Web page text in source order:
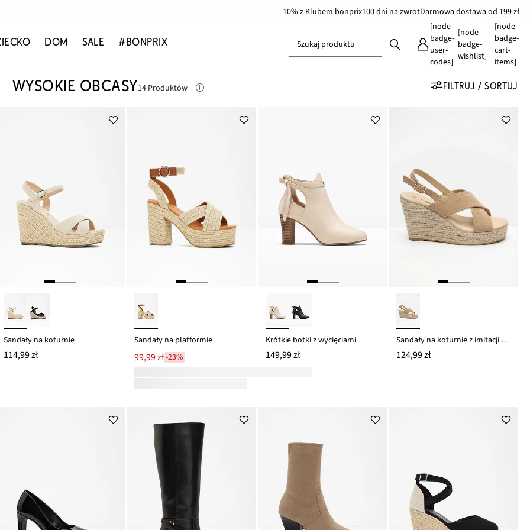
-10% z Klubem bonprix100 dni na zwrotDarmowa dostawa od 199 zł
DOM SALE #BONPRIX Szukaj produktu
[node-
badge-
user-
codes]
[node-
badge-
wishlist]
[node-
badge-
cart-
items]
WYSOKIE OBCASY14 Produktów FILTRUJ / SORTUJ
Sandały na koturnie
114,99 zł
Sandały na platformie
99,99 zł-23%
Krótkie botki z wycięciami
149,99 zł
Sandały na koturnie z imitacji rafii
124,99 zł